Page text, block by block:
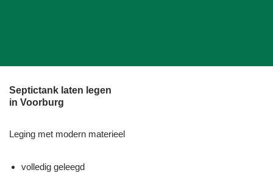
Septictank laten legen
in Voorburg
Leging met modern materieel
volledig geleegd